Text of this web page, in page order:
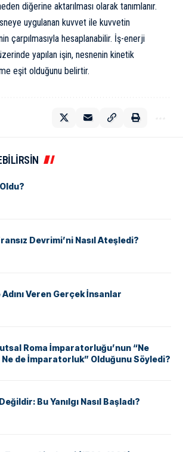
diğerine aktarılması olarak tanımlanır.
uygulanan kuvvet ile kuvvetin
çarpılmasıyla hesaplanabilir. İş-enerji
yapılan işin, nesnenin kinetik
eşit olduğunu belirtir.
Devrimi’ni Nasıl Ateşledi?
Veren Gerçek İnsanlar
Roma İmparatorluğu’nun “Ne
Ne de İmparatorluk” Olduğunu Söyledi?
Bu Yanılgı Nasıl Başladı?